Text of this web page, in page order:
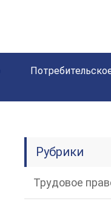
Рубрики
Трудовое